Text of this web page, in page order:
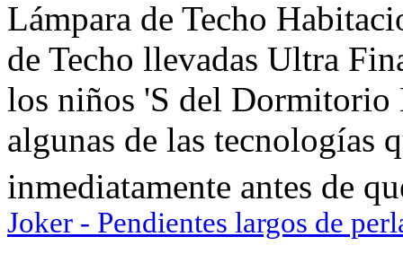
Lámpara de Techo
de Techo llevadas Ultra
los niños 'S del
algunas de las tecnologías
inmediatamente antes de
Joker - Pendientes largos de